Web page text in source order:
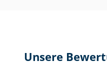
Unsere